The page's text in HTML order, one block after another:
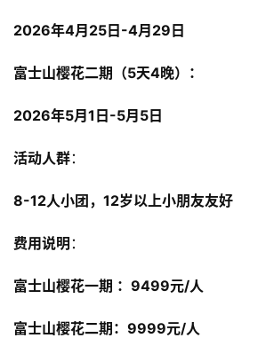
2026年4月25日-4月29日
富士山樱花二期（5天4晚）：
2026年5月1日-5月5日
活动人群：
8-12人小团，12岁以上小朋友友好
费用说明 ：
富士山樱花一期 ：9499元/人
富士山樱花二期：9999元/人